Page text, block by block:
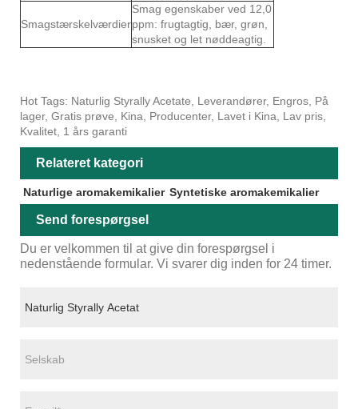
Smagstærskelværdier
Smag egenskaber ved 12,0
ppm: frugtagtig, bær, grøn,
snusket og let nøddeagtig.
Hot Tags: Naturlig Styrally Acetate, Leverandører, Engros, På
lager, Gratis prøve, Kina, Producenter, Lavet i Kina, Lav pris,
Kvalitet, 1 års garanti
Relateret kategori
Naturlige aromakemikalier Syntetiske aromakemikalier
Send forespørgsel
Du er velkommen til at give din forespørgsel i
nedenstående formular. Vi svarer dig inden for 24 timer.